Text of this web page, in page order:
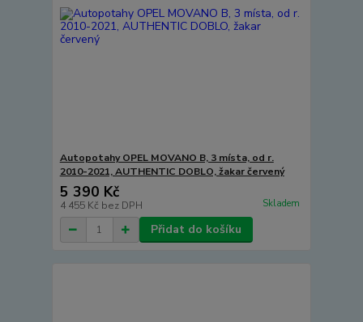
Autopotahy OPEL MOVANO B, 3 místa, od r.
2010-2021, AUTHENTIC DOBLO, žakar červený
5 390 Kč
4 455 Kč bez DPH Skladem
Přidat do košíku